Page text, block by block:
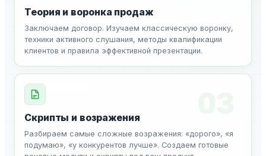
Теория и воронка продаж
Заключаем договор. Изучаем классическую воронку,
техники активного слушания, методы квалификации
клиентов и правила эффективной презентации.
Скрипты и возражения
Разбираем самые сложные возражения: «дорого», «я
подумаю», «у конкурентов лучше». Создаем готовые